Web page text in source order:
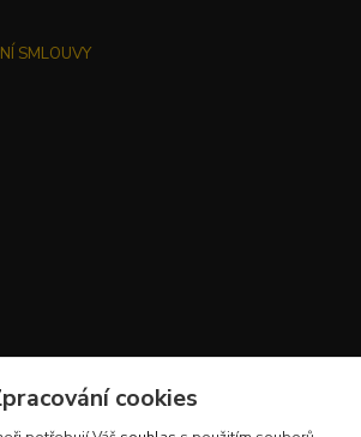
SMLOUVY
cookies